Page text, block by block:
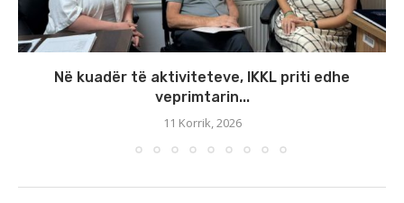
Në kuadër të aktiviteteve, IKKL priti edhe
veprimtarin...
11 Korrik, 2026